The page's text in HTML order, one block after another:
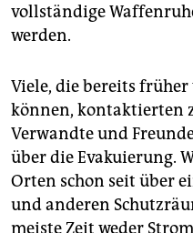
vollständige
werden.
Viele, die bereits
können, kontaktierten
Verwandte und
über die Evakuierung.
Orten schon seit über
und anderen
meiste Zeit weder